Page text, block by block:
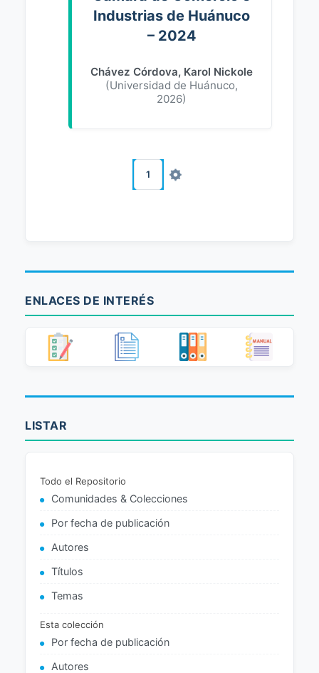
Industrias de Huánuco
– 2024
Chávez Córdova, Karol Nickole
(Universidad de Huánuco,
2026)
1
ENLACES DE INTERÉS
LISTAR
Todo el Repositorio
Comunidades & Colecciones
Por fecha de publicación
Autores
Títulos
Temas
Esta colección
Por fecha de publicación
Autores